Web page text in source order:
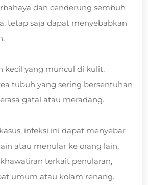
dan cenderung sembuh
tetap saja dapat menyebabkan
kecil yang muncul di kulit,
tubuh yang sering bersentuhan
gatal atau meradang.
infeksi ini dapat menyebar
atau menular ke orang lain,
terkait penularan,
umum atau kolam renang.